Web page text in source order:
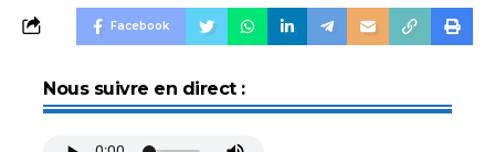
Facebook
Nous suivre en direct :